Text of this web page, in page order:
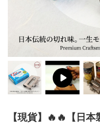
【現貨】🔥🔥【日